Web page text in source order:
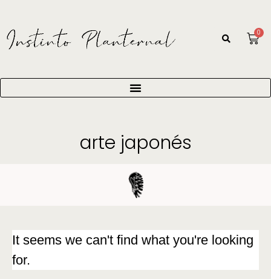
0
arte japonés
It seems we can't find what you're looking
for.